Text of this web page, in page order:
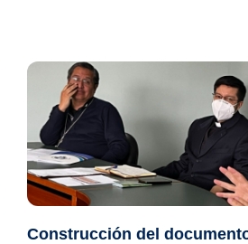
Construcción del